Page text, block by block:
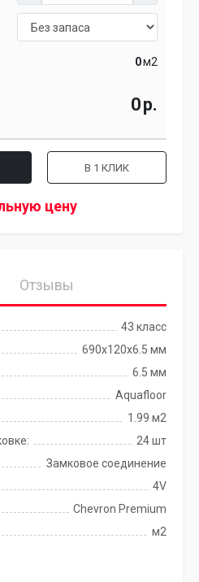
м2
р.
В 1 КЛИК
цену
Отзывы
43 класс
690х120х6.5 мм
6.5 мм
Aquafloor
1.99 м2
24 шт
Замковое соединение
4V
Chevron Premium
м2